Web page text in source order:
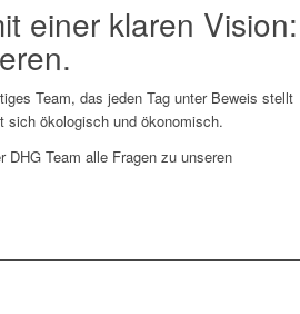
einer klaren Vision:
Team, das jeden Tag unter Beweis stellt
sich ökologisch und ökonomisch.
DHG Team alle Fragen zu unseren